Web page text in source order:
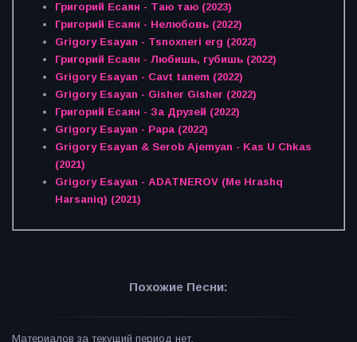
Григорий Есаян - Таю таю (2023)
Григорий Есаян - Нелюбовь (2022)
Grigory Esayan - Tsnoxneri erg (2022)
Григорий Есаян - Любишь, губишь (2022)
Grigory Esayan - Cavt tanem (2022)
Grigory Esayan - Gisher Gisher (2022)
Григорий Есаян - За Друзей (2022)
Grigory Esayan - Papa (2022)
Grigory Esayan & Serob Ajemyan - Kas U Chkas
(2021)
Grigory Esayan - ADATNEROV (Me Hrashq
Harsaniq) (2021)
Похожие Песни:
Материалов за текущий период нет.